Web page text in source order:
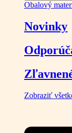
Obalový
Novinky
Zobraziť